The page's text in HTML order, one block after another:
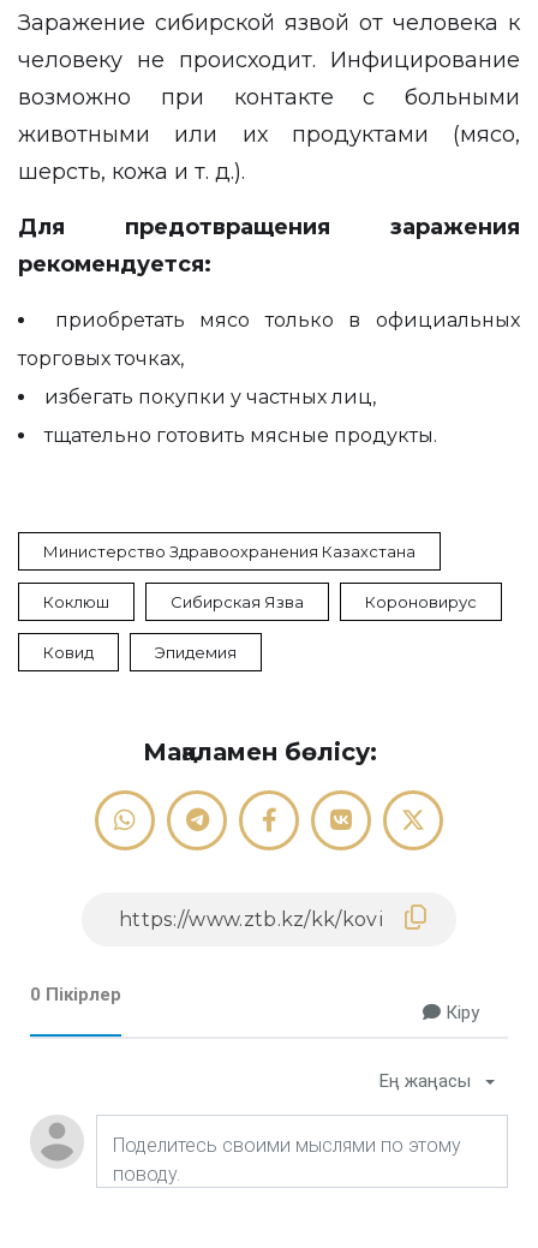
Заражение сибирской язвой от человека к
человеку не происходит. Инфицирование
возможно при контакте с больными
животными или их продуктами (мясо,
шерсть, кожа и т. д.).
Для предотвращения заражения
рекомендуется:
приобретать мясо только в официальных
торговых точках,
избегать покупки у частных лиц,
тщательно готовить мясные продукты.
Министерство Здравоохранения Казахстана
Коклюш Сибирская Язва Короновирус
Ковид Эпидемия
Мақаламен бөлісу:
0 Пікірлер
Кіру
Ең жаңасы